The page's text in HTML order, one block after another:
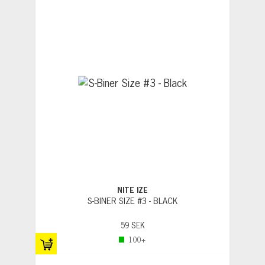
NITE IZE
S-BINER SIZE #3 - BLACK
59 SEK
100+